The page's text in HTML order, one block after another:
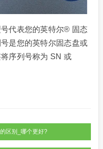
代表您的英特尔® 固态
是您的英特尔固态盘或
序列号称为 SN 或
区别_哪个更好?